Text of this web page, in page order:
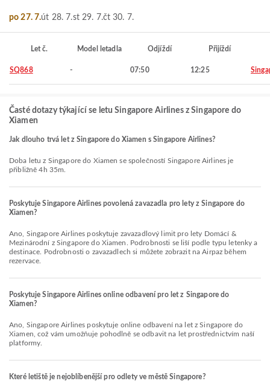
po 27. 7.út 28. 7.st 29. 7.čt 30. 7.
Let č. Model letadla Odjíždí Přijíždí
SQ868 - 07:50 12:25
Časté dotazy týkající se letu Singapore Airlines z Singapore do
Xiamen
Jak dlouho trvá let z Singapore do Xiamen s Singapore Airlines?
Doba letu z Singapore do Xiamen se společností Singapore Airlines je
přibližně 4h 35m.
Poskytuje Singapore Airlines povolená zavazadla pro lety z Singapore do
Xiamen?
Ano, Singapore Airlines poskytuje zavazadlový limit pro lety Domácí &
Mezinárodní z Singapore do Xiamen. Podrobnosti se liší podle typu letenky a
destinace. Podrobnosti o zavazadlech si můžete zobrazit na Airpaz během
rezervace.
Poskytuje Singapore Airlines online odbavení pro let z Singapore do
Xiamen?
Ano, Singapore Airlines poskytuje online odbavení na let z Singapore do
Xiamen, což vám umožňuje pohodlně se odbavit na let prostřednictvím naší
platformy.
Které letiště je nejoblíbenější pro odlety ve městě Singapore?